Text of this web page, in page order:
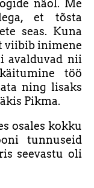
näol. Me
et tõsta
seas. Kuna
viibib inimene
avalduvad nii
töö
ning lisaks
Pikma.
osales kokku
tunnuseid
seevastu oli